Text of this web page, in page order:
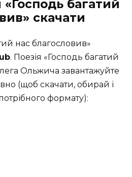
багатий
скачати
нас благословив»
. Поезія «Господь багатий
Ольжича завантажуйте
(щоб скачати, обирай і
формату):